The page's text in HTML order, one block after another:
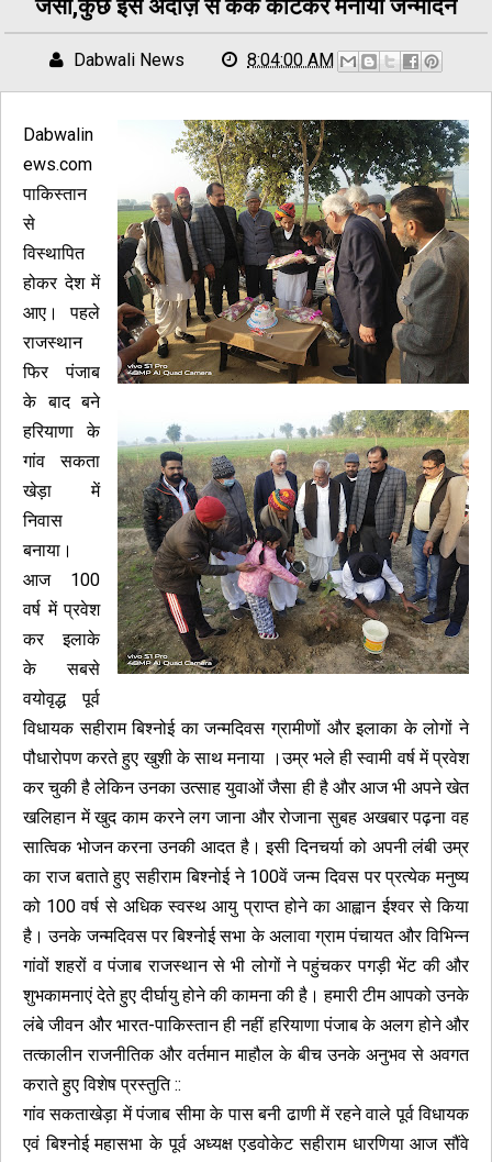
Dabwali News 8:04:00 AM
Dabwalin
ews.com
पाकिस्तान
से
विस्थापित
होकर देश में
आए। पहले
राजस्थान
फिर पंजाब
के बाद बने
हरियाणा के
गांव सकता
खेड़ा में
निवास
बनाया।
आज 100
वर्ष में प्रवेश
कर इलाके
के सबसे
वयोवृद्ध पूर्व
विधायक सहीराम बिश्नोई का जन्मदिवस ग्रामीणों और इलाका के लोगों ने
पौधारोपण करते हुए खुशी के साथ मनाया ।उम्र भले ही स्वामी वर्ष में प्रवेश
कर चुकी है लेकिन उनका उत्साह युवाओं जैसा ही है और आज भी अपने खेत
खलिहान में खुद काम करने लग जाना और रोजाना सुबह अखबार पढ़ना वह
सात्विक भोजन करना उनकी आदत है। इसी दिनचर्या को अपनी लंबी उम्र
का राज बताते हुए सहीराम बिश्नोई ने 100वें जन्म दिवस पर प्रत्येक मनुष्य
को 100 वर्ष से अधिक स्वस्थ आयु प्राप्त होने का आह्वान ईश्वर से किया
है। उनके जन्मदिवस पर बिश्नोई सभा के अलावा ग्राम पंचायत और विभिन्न
गांवों शहरों व पंजाब राजस्थान से भी लोगों ने पहुंचकर पगड़ी भेंट की और
शुभकामनाएं देते हुए दीर्घायु होने की कामना की है। हमारी टीम आपको उनके
लंबे जीवन और भारत-पाकिस्तान ही नहीं हरियाणा पंजाब के अलग होने और
तत्कालीन राजनीतिक और वर्तमान माहौल के बीच उनके अनुभव से अवगत
कराते हुए विशेष प्रस्तुति ::
गांव सकताखेड़ा में पंजाब सीमा के पास बनी ढाणी में रहने वाले पूर्व विधायक
एवं बिश्नोई महासभा के पूर्व अध्यक्ष एडवोकेट सहीराम धारणिया आज सौंवे